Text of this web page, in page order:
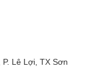
Lê Lợi, TX Sơn